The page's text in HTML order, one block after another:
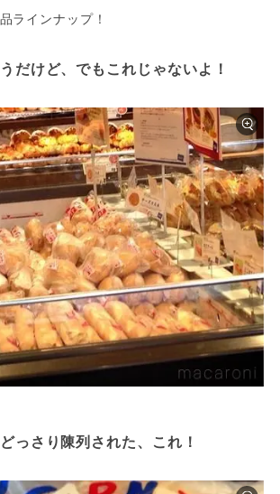
ラインナップ！
だけど、でもこれじゃないよ！